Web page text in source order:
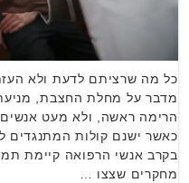
כל מה שרציתם לדעת ולא
מדבר על מחלת החצבת,
הרימה ראשה, ולא מעט
כאשר ישנם קולות המתנגדים
בקרב אנשי הרפואה קיימת
מחקרים שצצו …